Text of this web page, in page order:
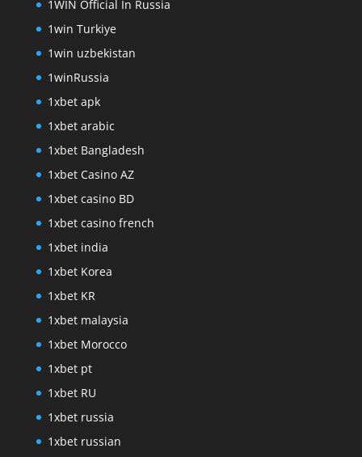
1WIN Official In Russia
1win Turkiye
1win uzbekistan
1winRussia
1xbet apk
1xbet arabic
1xbet Bangladesh
1xbet Casino AZ
1xbet casino BD
1xbet casino french
1xbet india
1xbet Korea
1xbet KR
1xbet malaysia
1xbet Morocco
1xbet pt
1xbet RU
1xbet russia
1xbet russian